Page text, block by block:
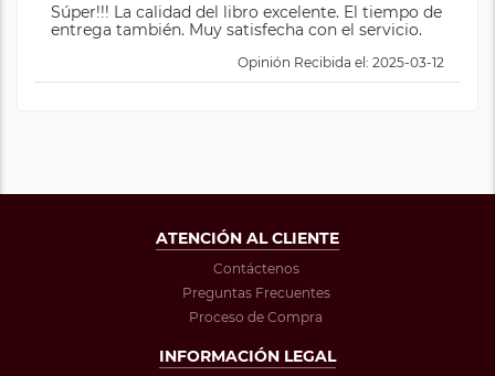
Súper!!! La calidad del libro excelente. El tiempo de
entrega también. Muy satisfecha con el servicio.
Opinión Recibida el: 2025-03-12
ATENCIÓN AL CLIENTE
Contáctenos
Preguntas Frecuentes
Proceso de Compra
INFORMACIÓN LEGAL